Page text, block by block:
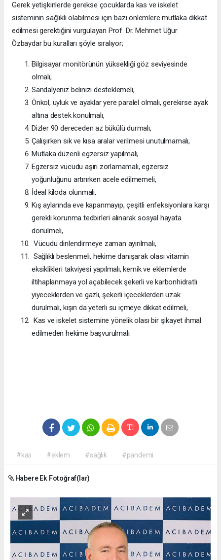
Gerek yetişkinlerde gerekse çocuklarda kas ve iskelet
sisteminin sağlıklı olabilmesi için bazı önlemlere mutlaka dikkat
edilmesi gerektiğini vurgulayan Prof. Dr. Mehmet Uğur
Özbaydar bu kuralları şöyle sıralıyor;
Bilgisayar monitörünün yüksekliği göz seviyesinde
olmalı,
Sandalyeniz belinizi desteklemeli,
Önkol, uyluk ve ayaklar yere paralel olmalı, gerekirse ayak
altına destek konulmalı,
Dizler 90 dereceden az bükülü durmalı,
Çalışırken sık ve kısa aralar verilmesi unutulmamalı,
Mutlaka düzenli egzersiz yapılmalı,
Egzersiz vücudu aşırı zorlamamalı, egzersiz
yoğunluğunu artırırken acele edilmemeli,
İdeal kiloda olunmalı,
Kış aylarında eve kapanmayıp, çeşitli enfeksiyonlara karşı
gerekli korunma tedbirleri alınarak sosyal hayata
dönülmeli,
Vücudu dinlendirmeye zaman ayırılmalı,
Sağlıklı beslenmeli, hekime danışarak olası vitamin
eksiklikleri takviyesi yapılmalı, kemik ve eklemlerde
iltihaplanmaya yol açabilecek şekerli ve karbonhidratlı
yiyeceklerden ve gazlı, şekerli içeceklerden uzak
durulmalı, kışın da yeterli su içmeye dikkat edilmeli,
Kas ve iskelet sistemine yönelik olası bir şikayet ihmal
edilmeden hekime başvurulmalı.
#kas #eklem #sağlık #pandemi
Habere Ek Fotoğraf(lar)